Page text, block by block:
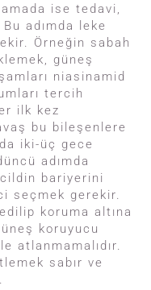
ise tedavi,
adımda leke
Örneğin sabah
güneş
niasinamid
tercih
ilk kez
bu bileşenlere
iki-üç gece
adımda
bariyerini
seçmek gerekir.
koruma altına
koruyucu
atlanmamalıdır.
sabır ve